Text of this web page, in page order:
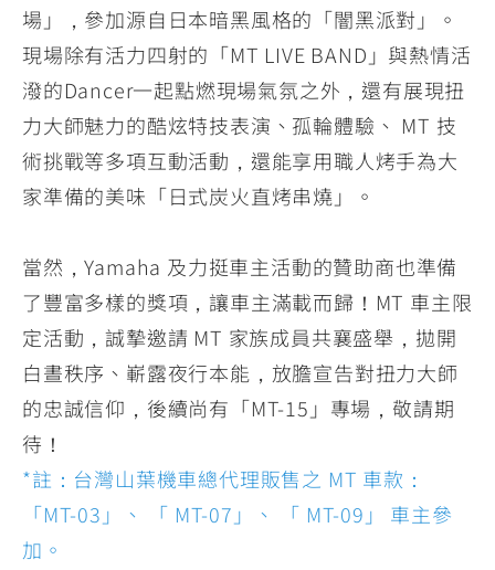
場」，參加源自日本暗黑風格的「闇黑派對」。
現場除有活力四射的「MT LIVE BAND」與熱情活
潑的Dancer一起點燃現場氣氛之外，還有展現扭
力大師魅力的酷炫特技表演、孤輪體驗、 MT 技
術挑戰等多項互動活動，還能享用職人烤手為大
家準備的美味「日式炭火直烤串燒」。
當然，Yamaha 及力挺車主活動的贊助商也準備
了豐富多樣的獎項，讓車主滿載而歸！MT 車主限
定活動，誠摯邀請 MT 家族成員共襄盛舉，拋開
白晝秩序、嶄露夜行本能，放膽宣告對扭力大師
的忠誠信仰，後續尚有「MT-15」專場，敬請期
待！
*註：台灣山葉機車總代理販售之 MT 車款：
「MT-03」、 「 MT-07」、 「 MT-09」 車主參
加。